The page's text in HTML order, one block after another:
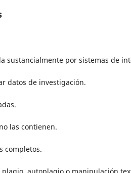
sustancialmente por sistemas de
datos de investigación.
las contienen.
completos.